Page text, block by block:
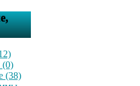
(0)
(38)